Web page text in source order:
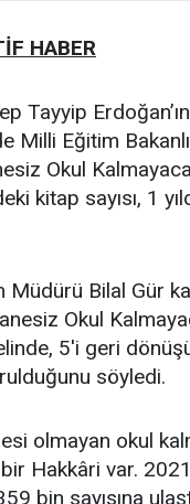
HABER
Tayyip
Milli Eğitim
Okul
kitap sayısı, 1
Bilal Gür
Okul
5'i geri
söyledi.
olmayan okul
Hakkâri var.
bin sayısına